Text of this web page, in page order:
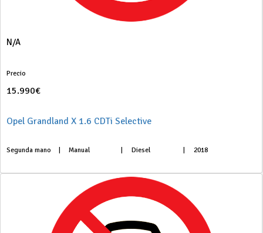
N/A
Precio
15.990€
Opel Grandland X 1.6 CDTi Selective
Segunda mano Manual Diesel 2018